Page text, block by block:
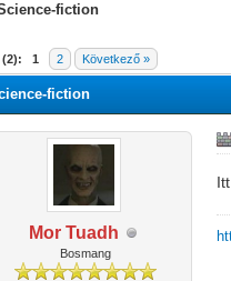
fiction
1 2 Következő »
fiction
Mor Tuadh
Bosmang